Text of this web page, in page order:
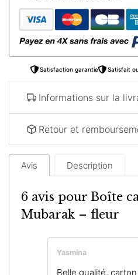
Eïd
Mubarak
Satisfaction garantie Satisfait
Informations sur la
Retour et
Avis Description
6 avis pour Boîte
Mubarak – fleur
Yasmina
Belle qualité,